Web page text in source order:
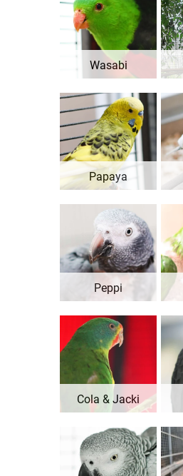
Wasabi
Papaya
Peppi
Cola & Jacki